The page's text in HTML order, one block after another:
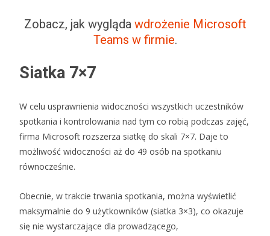
Zobacz, jak wygląda wdrożenie Microsoft
Teams w firmie.
Siatka 7×7
W celu usprawnienia widoczności wszystkich uczestników
spotkania i kontrolowania nad tym co robią podczas zajęć,
firma Microsoft rozszerza siatkę do skali 7×7. Daje to
możliwość widoczności aż do 49 osób na spotkaniu
równocześnie.
Obecnie, w trakcie trwania spotkania, można wyświetlić
maksymalnie do 9 użytkowników (siatka 3×3), co okazuje
się nie wystarczające dla prowadzącego,